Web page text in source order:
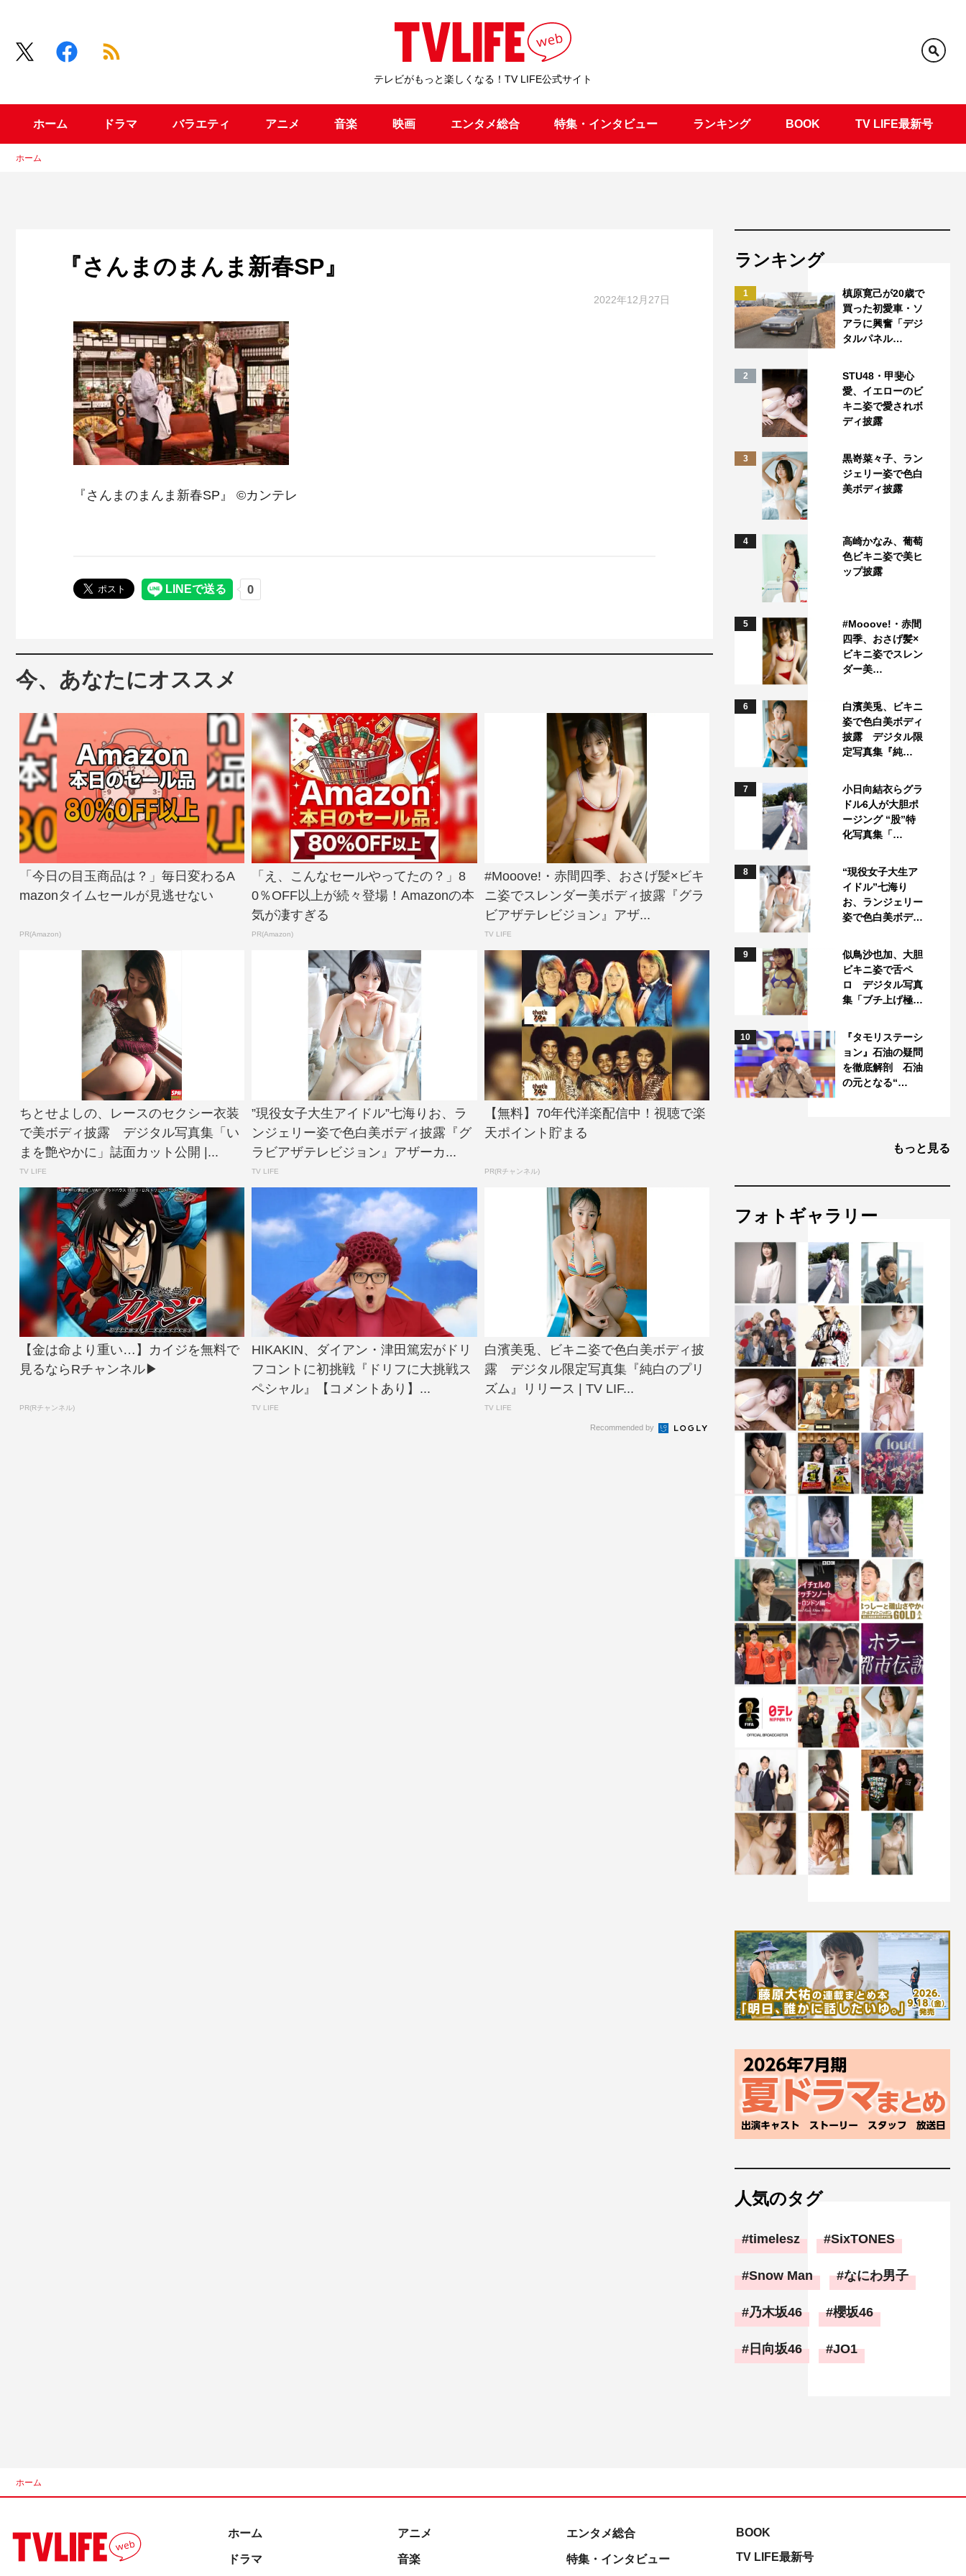
テレビがもっと楽しくなる！TV LIFE公式サイト
ホーム ドラマ バラエティ アニメ 音楽 映画 エンタメ総合 特集・インタビュー ランキング BOOK TV LIFE最新号
ホーム
『さんまのまんま新春SP』
2022年12月27日
『さんまのまんま新春SP』 ©カンテレ
今、あなたにオススメ
「今日の目玉商品は？」毎日変わるA
mazonタイムセールが見逃せない
PR(Amazon)
「え、こんなセールやってたの？」8
0％OFF以上が続々登場！Amazonの本
気が凄すぎる
PR(Amazon)
#Mooove!・赤間四季、おさげ髪×ビキ
ニ姿でスレンダー美ボディ披露『グラ
ビアザテレビジョン』アザ...
TV LIFE
ちとせよしの、レースのセクシー衣装
で美ボディ披露 デジタル写真集「い
まを艶やかに」誌面カット公開 |...
TV LIFE
”現役女子大生アイドル”七海りお、ラ
ンジェリー姿で色白美ボディ披露『グ
ラビアザテレビジョン』アザーカ...
TV LIFE
【無料】70年代洋楽配信中！視聴で楽
天ポイント貯まる
PR(Rチャンネル)
【金は命より重い…】カイジを無料で
見るならRチャンネル▶︎
PR(Rチャンネル)
HIKAKIN、ダイアン・津田篤宏がドリ
フコントに初挑戦『ドリフに大挑戦ス
ペシャル』【コメントあり】...
TV LIFE
白濱美兎、ビキニ姿で色白美ボディ披
露 デジタル限定写真集『純白のプリ
ズム』リリース | TV LIF...
TV LIFE
Recommended by
ランキング
1
槙原寛己が20歳で
買った初愛車・ソ
アラに興奮「デジ
タルパネル…
2
STU48・甲斐心
愛、イエローのビ
キニ姿で愛されボ
ディ披露
3
黒嵜菜々子、ラン
ジェリー姿で色白
美ボディ披露
4
高崎かなみ、葡萄
色ビキニ姿で美ヒ
ップ披露
5
#Mooove!・赤間
四季、おさげ髪×
ビキニ姿でスレン
ダー美…
6
白濱美兎、ビキニ
姿で色白美ボディ
披露 デジタル限
定写真集『純…
7
小日向結衣らグラ
ドル6人が大胆ポ
ージング “股”特
化写真集「…
8
“現役女子大生ア
イドル”七海り
お、ランジェリー
姿で色白美ボデ…
9
似鳥沙也加、大胆
ビキニ姿で舌ペ
ロ デジタル写真
集「ブチ上げ極…
10
『タモリステーシ
ョン』石油の疑問
を徹底解剖 石油
の元となる“…
もっと見る
フォトギャラリー
人気のタグ
timelesz SixTONES
Snow Man なにわ男子
乃木坂46 櫻坂46
日向坂46 JO1
ホーム
ホーム
ドラマ
アニメ
音楽
エンタメ総合
特集・インタビュー
BOOK
TV LIFE最新号